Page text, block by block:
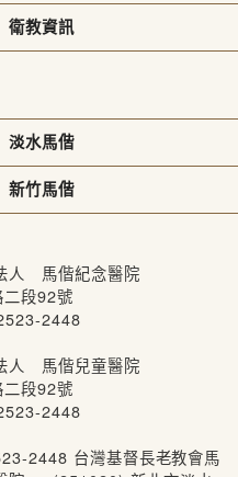
衛教資訊
淡水馬偕
新竹馬偕
人 馬偕紀念醫院
段92號
2448
人 馬偕兒童醫院
段92號
2448
2448 台灣基督長老教會馬